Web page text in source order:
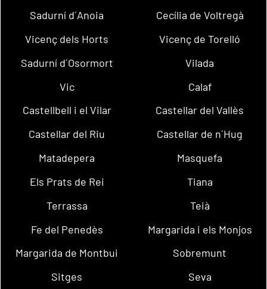
Sadurní d´Anoia
Cecília de Voltregà
Vicenç dels Horts
Vicenç de Torelló
Sadurní d´Osormort
Vilada
Vic
Calaf
Castellbell i el Vilar
Castellar del Vallès
Castellar del Riu
Castellar de n´Hug
Matadepera
Masquefa
Els Prats de Rei
Tiana
Terrassa
Teià
Fe del Penedès
Margarida i els Monjos
Margarida de Montbui
Sobremunt
Sitges
Seva